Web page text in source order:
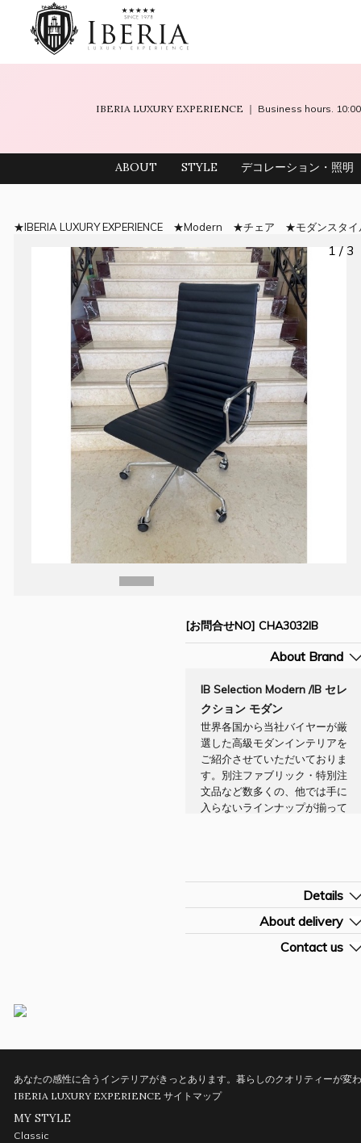
IBERIA LUXURY EXPERIENCE ｜ Business hours.
ABOUT STYLE デコレーション・照明
IBERIA LUXURY EXPERIENCE Modern チェア モダンスタイ
1 / 3
[お問合せNO] CHA3032IB
About Brand
IB Selection Modern /IB セレ
クション モダン
世界各国から当社バイヤーが厳
選した高級モダンインテリアを
ご紹介させていただいておりま
す。別注ファブリック・特別注
文品など数多くの、他では手に
入らないラインナップが揃って
Details
[Brand/Company] Iberia Original
[材質・素材] 本革/ステンレス
[色・タイプ] ブラック
About delivery
[納期] 詳細はお問い合わせください
Contact us
ます。
あなたの感性に合うインテリアがきっとあります。暮らしのクオリティーが変
IBERIA LUXURY EXPERIENCE サイトマップ
MY STYLE
Classic